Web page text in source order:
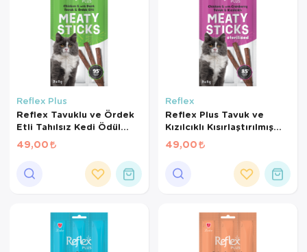
Reflex Plus
Reflex Tavuklu ve Ördek
Etli Tahılsız Kedi Ödül
Çubuğu 15 Gr
49,00
Reflex
Reflex Plus Tavuk ve
Kızılcıklı Kısırlaştırılmış
Kedi Ödül Çubuğu 15 Gr
49,00